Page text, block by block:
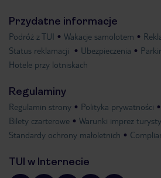
Przydatne informacje
Podróż z TUI Wakacje samolotem
Status reklamacji
Ubezpieczenia
Hotele przy lotniskach
Regulaminy
Regulamin strony Polityka prywatności
Bilety czarterowe
Warunki imprez
Standardy ochrony małoletnich
TUI w Internecie